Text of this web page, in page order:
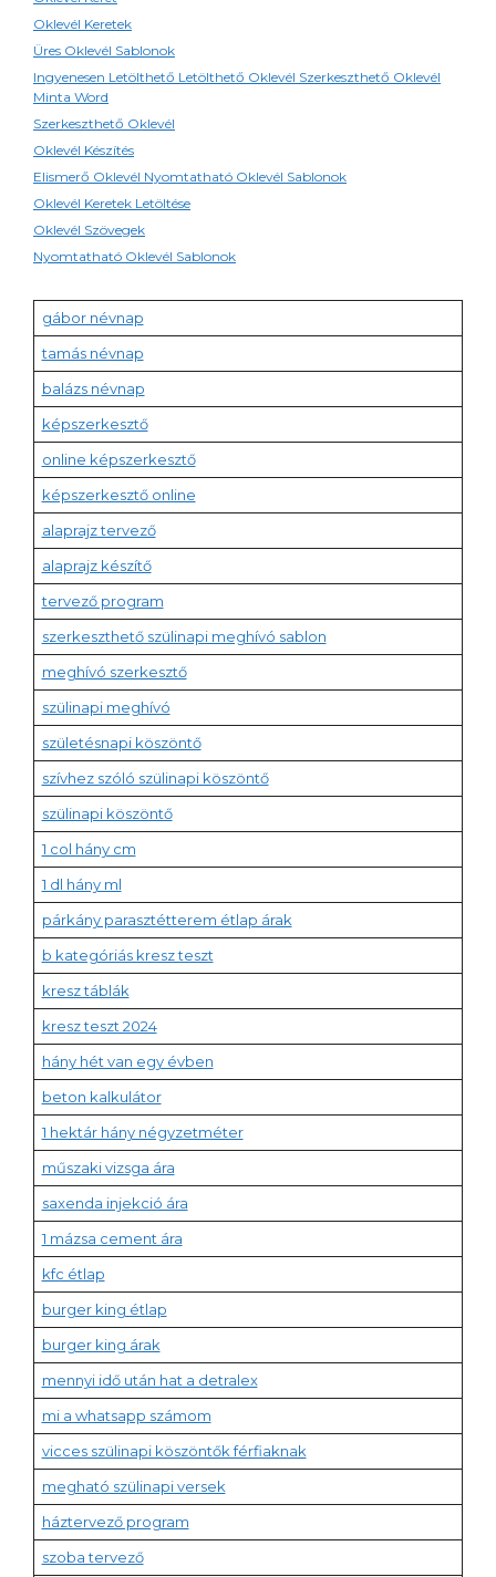
Oklevél Keretek
Üres Oklevél Sablonok
Ingyenesen Letölthető Letölthető Oklevél Szerkeszthető Oklevél
Minta Word
Szerkeszthető Oklevél
Oklevél Készítés
Elismerő Oklevél Nyomtatható Oklevél Sablonok
Oklevél Keretek Letöltése
Oklevél Szövegek
Nyomtatható Oklevél Sablonok
gábor névnap
tamás névnap
balázs névnap
képszerkesztő
online képszerkesztő
képszerkesztő online
alaprajz tervező
alaprajz készítő
tervező program
szerkeszthető szülinapi meghívó sablon
meghívó szerkesztő
szülinapi meghívó
születésnapi köszöntő
szívhez szóló szülinapi köszöntő
szülinapi köszöntő
1 col hány cm
1 dl hány ml
párkány parasztétterem étlap árak
b kategóriás kresz teszt
kresz táblák
kresz teszt 2024
hány hét van egy évben
beton kalkulátor
1 hektár hány négyzetméter
műszaki vizsga ára
saxenda injekció ára
1 mázsa cement ára
kfc étlap
burger king étlap
burger king árak
mennyi idő után hat a detralex
mi a whatsapp számom
vicces szülinapi köszöntők férfiaknak
megható szülinapi versek
háztervező program
szoba tervező